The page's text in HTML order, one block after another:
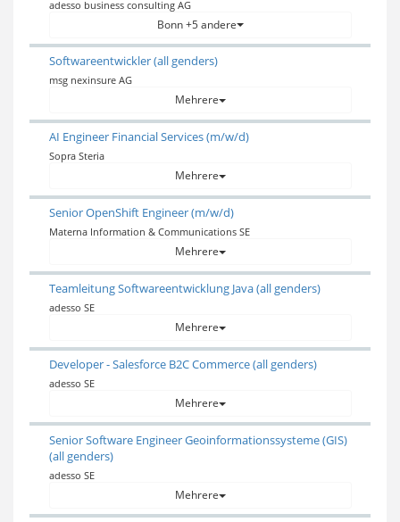
adesso business consulting AG
Bonn +5 andere
Softwareentwickler (all genders)
msg nexinsure AG
Mehrere
AI Engineer Financial Services (m/w/d)
Sopra Steria
Mehrere
Senior OpenShift Engineer (m/w/d)
Materna Information & Communications SE
Mehrere
Teamleitung Softwareentwicklung Java (all genders)
adesso SE
Mehrere
Developer - Salesforce B2C Commerce (all genders)
adesso SE
Mehrere
Senior Software Engineer Geoinformationssysteme (GIS)
(all genders)
adesso SE
Mehrere